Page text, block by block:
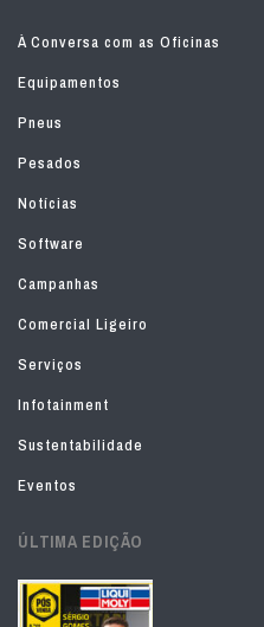
À Conversa com as Oficinas
Equipamentos
Pneus
Pesados
Notícias
Software
Campanhas
Comercial Ligeiro
Serviços
Infotainment
Sustentabilidade
Eventos
ÚLTIMA EDIÇÃO